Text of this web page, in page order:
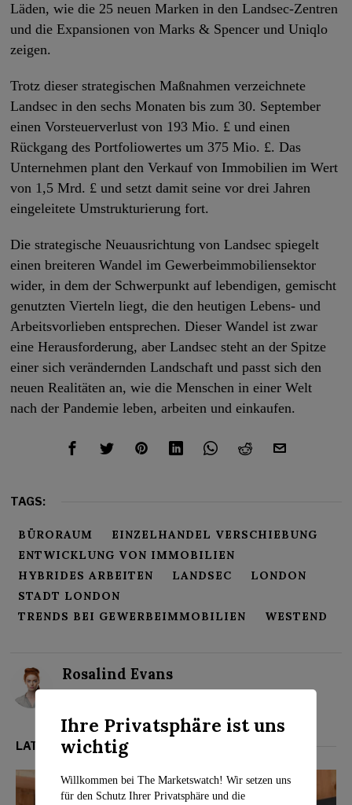
Läden, wie die 25 neuen Marken in den Landsec-Zentren
und die Expansionen von Marks & Spencer und Uniqlo
zeigen.
Trotz dieser strategischen Maßnahmen verzeichnete
Landsec in den sechs Monaten bis zum 30. September
einen Vorsteuerverlust von 193 Mio. £ und einen
Rückgang des Portfoliowertes um 375 Mio. £. Das
Unternehmen plant den Verkauf von Immobilien im Wert
von 1,5 Mrd. £ und setzt damit seine vor drei Jahren
eingeleitete Umstrukturierung fort.
Die strategische Neuausrichtung von Landsec spiegelt
einen breiteren Wandel im Gewerbeimmobiliensektor
wider, in dem der Schwerpunkt auf lebendigen, gemischt
genutzten Vierteln liegt, die den heutigen Lebens- und
Arbeitsvorlieben entsprechen. Dieser Wandel ist zwar
eine Herausforderung, aber Landsec steht an der Spitze
einer sich verändernden Landschaft und passt sich den
neuen Realitäten an, wie die Menschen in einer Welt
nach der Pandemie leben, arbeiten und einkaufen.
TAGS:
BÜRORAUM
EINZELHANDEL VERSCHIEBUNG
ENTWICKLUNG VON IMMOBILIEN
HYBRIDES ARBEITEN
LANDSEC
LONDON
STADT LONDON
TRENDS BEI GEWERBEIMMOBILIEN
WESTEND
Rosalind Evans
LATEST FROM IMMOBILIENMARKT
Ihre Privatsphäre ist uns
wichtig
Willkommen bei The Marketswatch! Wir setzen uns
für den Schutz Ihrer Privatsphäre und die